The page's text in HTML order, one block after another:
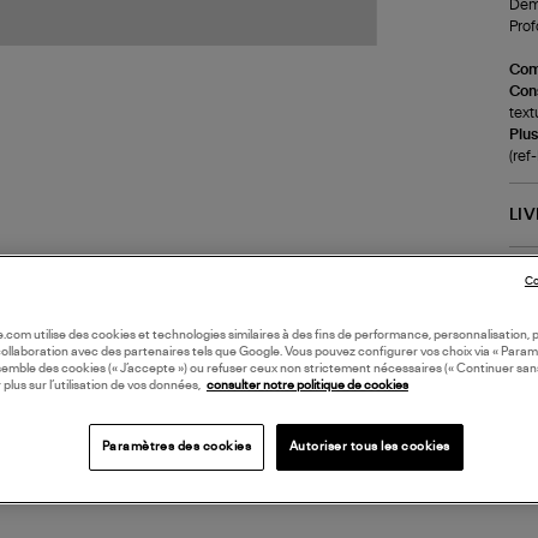
(ref-
utilise des cookies et technologies similaires à des fins de performance, personnalisation,
avec des partenaires tels que Google. Vous pouvez configurer vos choix via «
des cookies (« J’accepte ») ou refuser ceux non strictement nécessaires (« Continuer
plus sur l’utilisation de vos données,
consulter notre politique de cookies
Paramètres des cookies Autoriser tous les cookies